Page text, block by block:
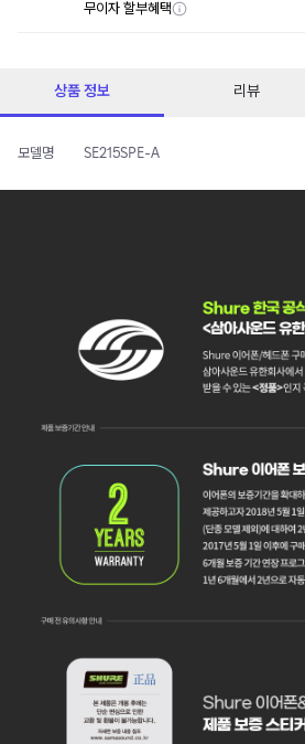
무이자 할부혜택
상품 정보 리뷰
모델명 SE215SPE-A